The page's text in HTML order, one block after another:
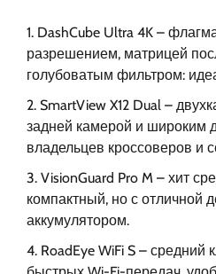
DashCube Ultra 4K –
разрешением, матрицей
голубоватым фильтром:
SmartView X12 Dual –
задней камерой и широким
владельцев кроссоверов и
VisionGuard Pro M – хит
компактный, но с отличной
аккумулятором.
RoadEye WiFi S – средний